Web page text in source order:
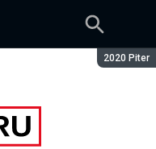
Сезон:
2020 Piter